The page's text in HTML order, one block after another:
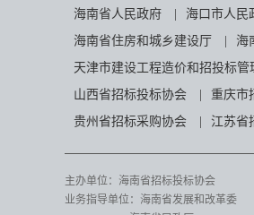
海南省人民政府 海口市人民
海南省住房和城乡建设厅
海
天津市建设工程造价和招投标管
山西省招标投标协会
重庆市
贵州省招标采购协会
江苏省
主办单位：海南省招标投标协会
业务指导单位：海南省发展和改革委